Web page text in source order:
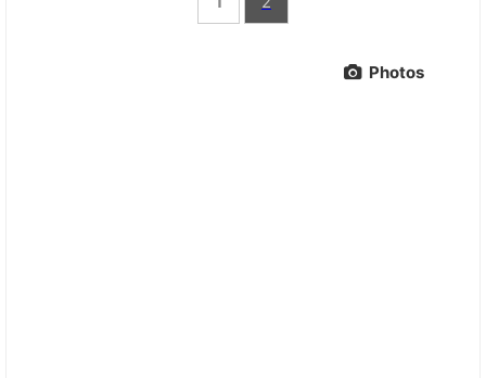
Photos